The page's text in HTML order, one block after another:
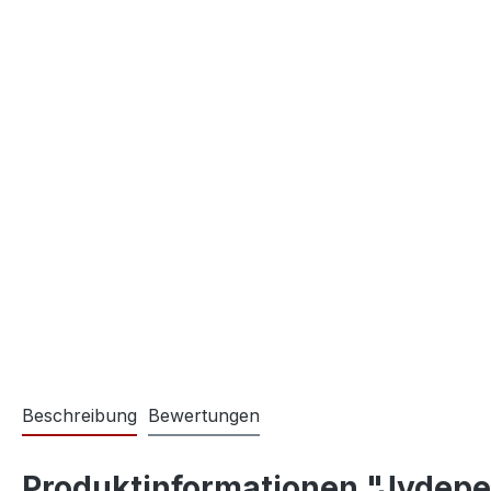
Beschreibung Bewertungen